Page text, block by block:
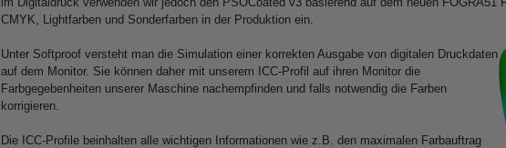
CMYK, Lightfarben und Sonderfarben in der Produktion ein.
Unter Softproof versteht man die Simulation einer korrekten Ausgabe von digitalen Druckdaten
auf dem Monitor. Sie können daher mit unserem ICC-Profil auf ihren Monitor die
Farbgegebenheiten unserer Maschine nachempfinden und falls notwendig die Farben
korrigieren.
Die ICC-Profile beinhalten alle wichtigen Informationen wie z.B. den maximalen Farbauftrag